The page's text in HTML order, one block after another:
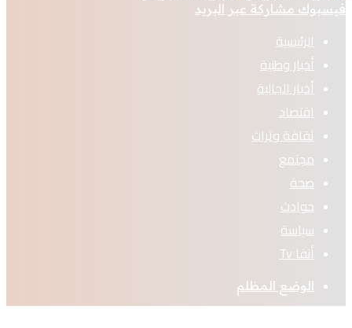
فيسبوك مشاركة عبر البريد
الرئيسية
أخبار وطنية
أخبار الجالية
اقتصاد
ثقافة وتراث
مجتمع
صحة
حوادث
سياسة
أنفا Tv
الوضع المظلم